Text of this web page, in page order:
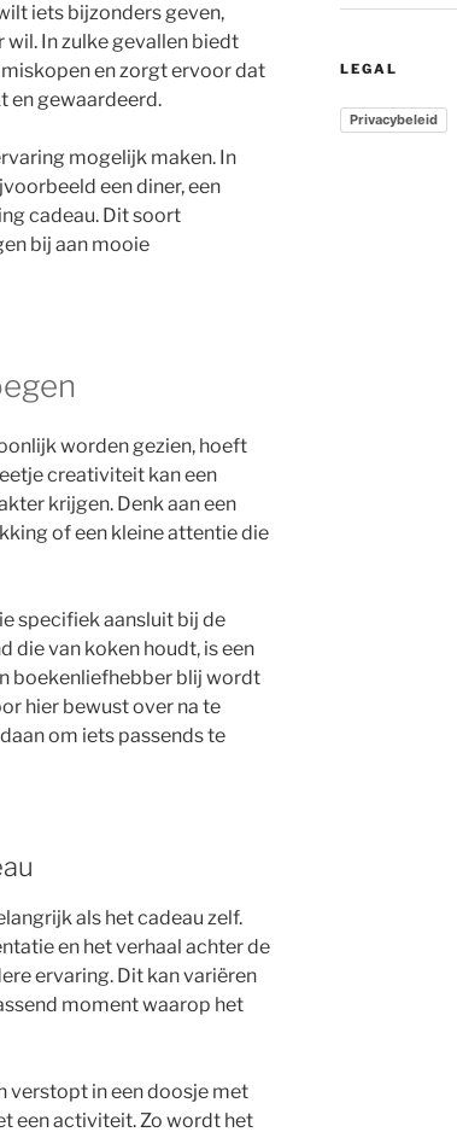
iets bijzonders geven,
In zulke gevallen biedt
en zorgt ervoor dat
en gewaardeerd.
mogelijk maken. In
een diner, een
cadeau. Dit soort
bij aan mooie
worden gezien, hoeft
creativiteit kan een
krijgen. Denk aan een
of een kleine attentie die
specifiek aansluit bij de
die van koken houdt, is een
boekenliefhebber blij wordt
hier bewust over na te
om iets passends te
als het cadeau zelf.
en het verhaal achter de
ervaring. Dit kan variëren
moment waarop het
verstopt in een doosje met
een activiteit. Zo wordt het
LEGAL
Privacybeleid